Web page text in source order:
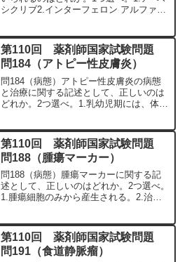
シクリブ2.インターフェロン アルファ3.
（IPF）とは、間質性肺炎の１種で、肺
胞の壁（...
第110回 薬剤師国家試験問題
問184（アトピー性皮膚炎）
問184（病態）アトピー性皮膚炎の病態
と治療に関する記述として、正しいのは
どれか。2つ選べ。1.乳幼児期には、体幹
性の湿疹及び慢性・反復性経過を特徴と
する。3.血液検...
第110回 薬剤師国家試験問題
問188（腫瘍マーカー）
問188（病態）腫瘍マーカーに関する記
述として、正しいのはどれか。2つ選べ。
1.腫瘍細胞のみから産生される。2.治療
る。4.早期の前立腺がんでは、
PSA（prostat...
第110回 薬剤師国家試験問題
問191（食道静脈瘤）